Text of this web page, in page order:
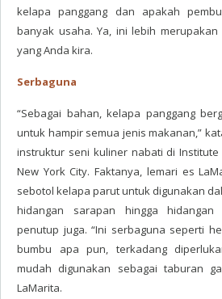
kelapa panggang dan apakah
banyak usaha. Ya, ini lebih
yang Anda kira.
Serbaguna
“Sebagai bahan, kelapa panggang
untuk hampir semua jenis makanan,”
instruktur seni kuliner nabati di
New York City. Faktanya, lemari es
sebotol kelapa parut untuk digunakan
hidangan sarapan hingga
penutup juga. “Ini serbaguna seperti
bumbu apa pun, terkadang
mudah digunakan sebagai taburan
LaMarita.